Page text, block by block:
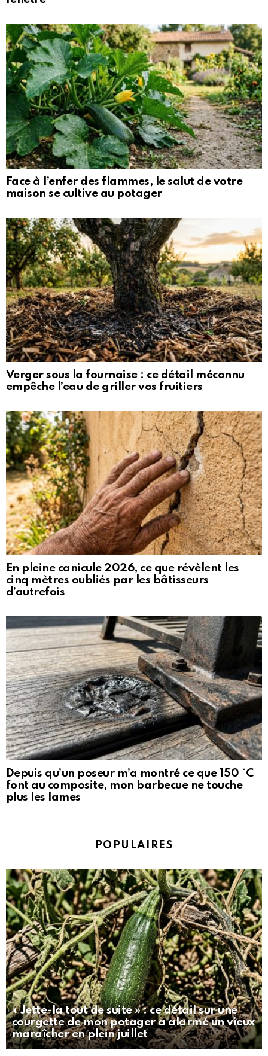
Face à l’enfer des flammes, le salut de votre
maison se cultive au potager
Verger sous la fournaise : ce détail méconnu
empêche l’eau de griller vos fruitiers
En pleine canicule 2026, ce que révèlent les
cinq mètres oubliés par les bâtisseurs
d’autrefois
Depuis qu’un poseur m’a montré ce que 150 °C
font au composite, mon barbecue ne touche
plus les lames
POPULAIRES
« Jette-la tout de suite » : ce détail sur une
courgette de mon potager a alarmé un vieux
maraîcher en plein juillet